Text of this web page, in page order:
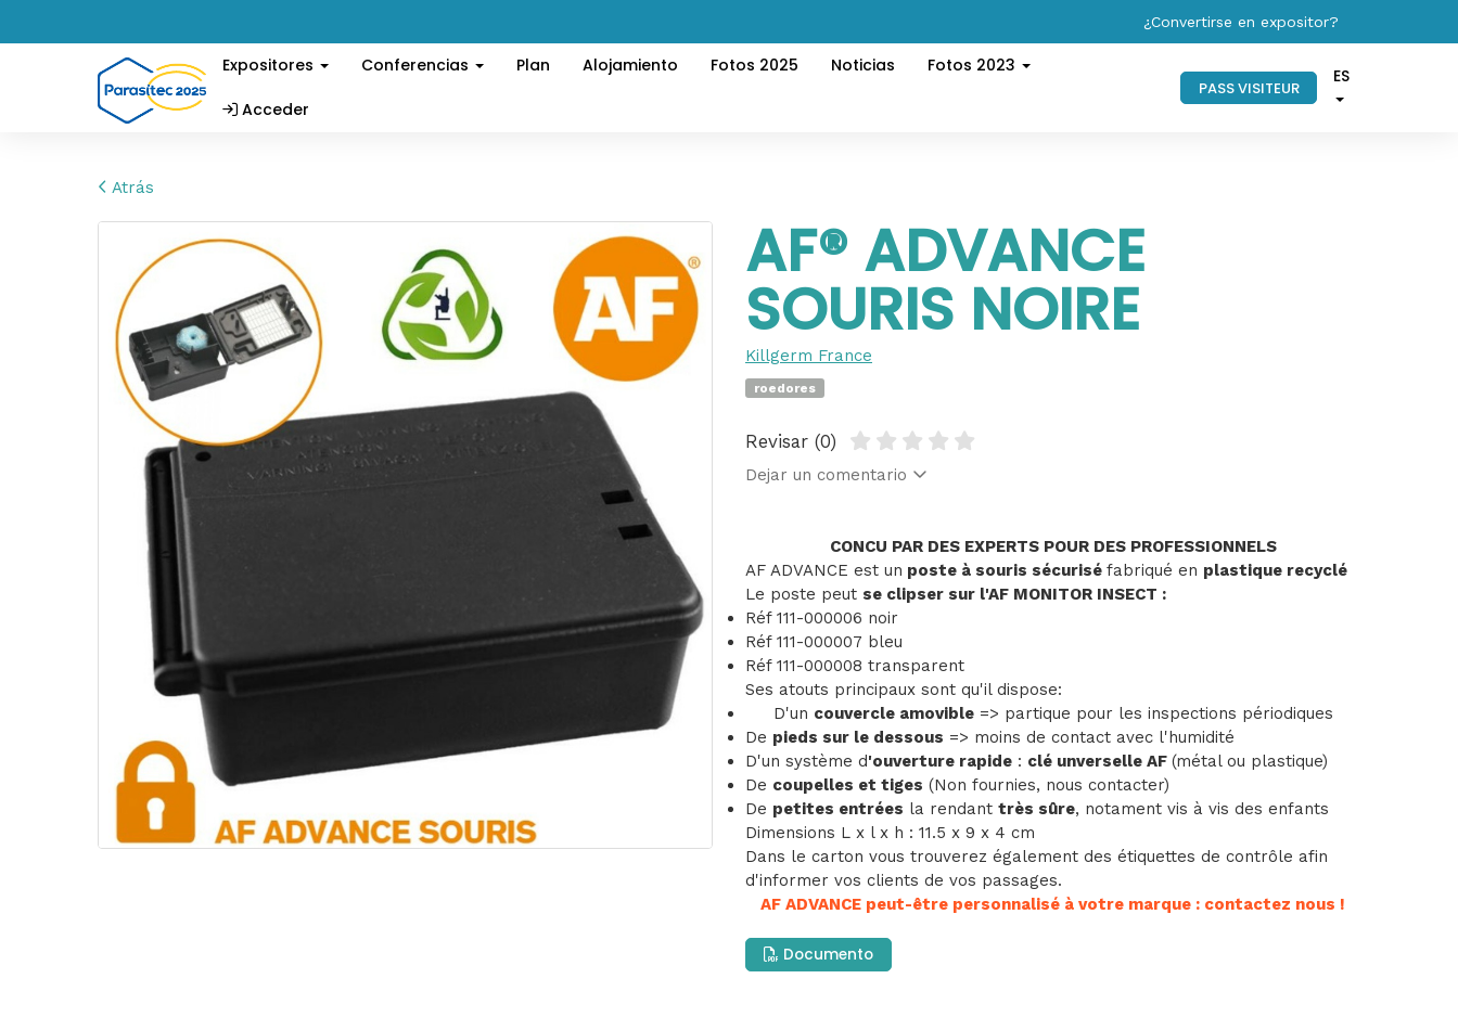
¿Convertirse en expositor?
Expositores Conferencias Plan Alojamiento Fotos 2025 Noticias Fotos 2023
Acceder
PASS VISITEUR
ES
Atrás
AF® ADVANCE
SOURIS NOIRE
Killgerm France
roedores
Revisar (0)
Dejar un comentario
CONCU PAR DES EXPERTS POUR DES PROFESSIONNELS
AF ADVANCE est un poste à souris sécurisé fabriqué en plastique recyclé
Le poste peut se clipser sur l'AF MONITOR INSECT :
Réf 111-000006 noir
Réf 111-000007 bleu
Réf 111-000008 transparent
Ses atouts principaux sont qu'il dispose:
D'un couvercle amovible=> partique pour les inspections périodiques
De pieds sur le dessous => moins de contact avec l'humidité
D'un système d'ouverture rapide : clé unverselle AF (métal ou plastique)
De coupelles et tiges (Non fournies, nous contacter)
De petites entrées la rendant très sûre, notament vis à vis des enfants
Dimensions L x l x h : 11.5 x 9 x 4 cm
Dans le carton vous trouverez également des étiquettes de contrôle afin
d'informer vos clients de vos passages.
AF ADVANCE peut-être personnalisé à votre marque : contactez nous !
Documento